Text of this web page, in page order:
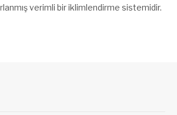
verimli bir iklimlendirme sistemidir.